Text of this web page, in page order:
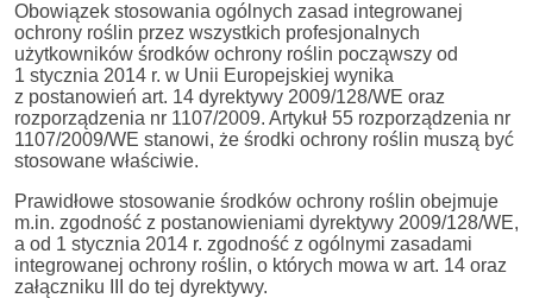
Obowiązek stosowania ogólnych zasad integrowanej
ochrony roślin przez wszystkich profesjonalnych
użytkowników środków ochrony roślin począwszy od
1 stycznia 2014 r. w Unii Europejskiej wynika
z postanowień art. 14 dyrektywy 2009/128/WE oraz
rozporządzenia nr 1107/2009. Artykuł 55 rozporządzenia nr
1107/2009/WE stanowi, że środki ochrony roślin muszą być
stosowane właściwie.
Prawidłowe stosowanie środków ochrony roślin obejmuje
m.in. zgodność z postanowieniami dyrektywy 2009/128/WE,
a od 1 stycznia 2014 r. zgodność z ogólnymi zasadami
integrowanej ochrony roślin, o których mowa w art. 14 oraz
załączniku III do tej dyrektywy.